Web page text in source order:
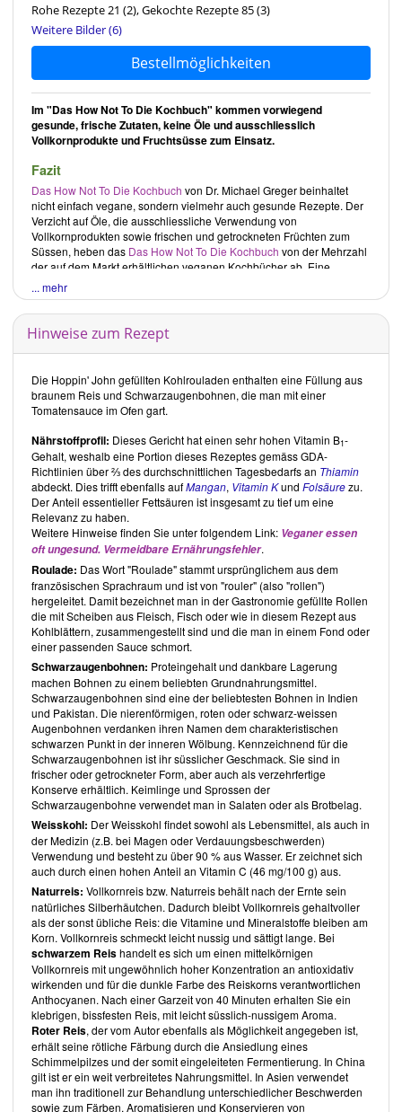
Rohe Rezepte 21 (2), Gekochte Rezepte 85(3)
Weitere Bilder (6)
Bestellmöglichkeiten
Im "Das How Not To Die Kochbuch" kommen vorwiegend
gesunde, frische Zutaten, keine Öle und ausschliesslich
Vollkornprodukte und Fruchtsüsse zum Einsatz.
Fazit
Das How Not To Die Kochbuch von Dr. Michael Gregerbeinhaltet
nicht einfach vegane, sondern vielmehr auch gesunde Rezepte. Der
Verzicht auf Öle, die ausschliessliche Verwendung von
Vollkornprodukten sowie frischen und getrockneten Früchten zum
Süssen, heben das Das How Not To Die Kochbuch von der Mehrzahl
der auf dem Markt erhältlichen veganen Kochbücher ab. Eine
konsequentere Verfolgung der Verwendung unverarbeiteterer
Produkte könnte dies zusätzlich unterstreichen.
Seit August 2018 sprechen wir die Verwendung von nicht
besonders gesunden Zutaten gezielter an.Betroffene Buchrezepte
Tochterrezepte.
Dr. Michael Greger verwendet ungerne den Begriff vegan
, der sich
durch das was wir nicht essen definiert. Vielmehr bevorzugt er der
Begriff vollwertige pflanzenbasierte Ernährung . Unter vollwertig
versteht er Lebensmittel, die nicht zu stark verarbeitet sind- denen
also weder Gutes entzogen, noch Schlechtes hinzugefügt wurde. Im
Kochbuch konzentriert sich
Dr. Michael Greger auf "das Tägliche
Dutzend" – auf die Lebensmittel, die man seinem Körper seiner
Meinung nach täglich in ausreichender Menge für einen gesunden
Lebensstil zuführen sollte. Er macht deutlich, dass es darauf
ankommt, was man alltäglich isst. Dagegen wirke sich weniger aus,
was man zu speziellen Anlässen, wie Geburtstagen und
Weihnachten ässe.
Das How Not To Die Kochbuch- über 100 Rezepte, die Krankheiten
vorbeugen und heilenvonDr. Michael Greger
Auswahl internationaler, kreativer Rezepte. Die Rezepte sind klar
strukturiert. So verfügt jedes Rezept über eine Portionsangabe und
den Schwierigkeitsgrad. Des Weiteren sind die im jeweiligen Rezept
verwendeten Lebensmittel aus dem Täglichen Dutzend angegeben.
Die anschaulichen Bilder zu jedem Rezept regen zum Nachbereiten
an. Eine zusätzliche Angabe einer Zubereitungszeit wäre eine
hilfreiche Ergänzung.
Nudeln, Reis und Getreide kommen ausschliesslich als Vollkorn vor.
Etwa ein Drittel der Rezepte enthalten Hülsenfrüchte, wobei es dem
Leser im Allgemeinen zur Auswahl steht, diese selbst zu kochen oder
auf Konserven zurückzugreifen. Praktisch ist, dass die in den
Grundrezepten aufgeführten Rezepte, wie Dattelsirup und
Gemüsebrühe, bei den Gerichten zum Einsatz kommen. An anderen
Stellen jedoch kommen leider Fertigprodukte, wie Tortillas, Brot und
Konserven, hauptsächlich stückige Tomaten, anstelle von
unverarbeiteten Produkten zum Einsatz. Zum Würzen greiftDr.
Michael Gregerbei der Hälfte der Rezepte auf Misopaste zurück.
Hefeflocken und Tahini sind ebenfalls oft Bestandteil der
Rezepte. Eine noch konsequentere Verfolgung, im Hinblick auf die
Verwendung unverarbeiteter Produkte, wäre wünschenswert.
Erfreulicherweise kommen alle Rezepte ohne Zusatz von
zugesetztem Öl aus. Auch Zucker kommt kein einziges Mal zum
Einsatz. Einziges verwendetes Süssungsmittel ist Fruchtsüsse in
Form von frischen, oder getrockneten Früchten und manchmal
Dattelzucker (bestehend aus geriebenen Datteln). Was die Nüsse
anbelangt, so kommen Cashewnüsse, welche ein schlechtes
Verhältnis von Omega-6 zu Omega-3-Fettsäuren aufweisen, selten
vor.
Dr. Michael Gregerist es gelungen, sich mit demDas How Not To Die
... mehr
Hinweise zum Rezept
Die Hoppin' John gefüllten Kohlrouladen enthalten eine Füllung aus
braunem Reis und Schwarzaugenbohnen, die man mit einer
Tomatensauce im Ofen gart.
Nährstoffprofil: Dieses Gericht hat einen sehr hohen Vitamin B1-
Gehalt, weshalb eine Portion dieses Rezeptes gemäss GDA-
Richtlinien über ⅔ des durchschnittlichen Tagesbedarfs an Thiamin
abdeckt. Dies trifft ebenfalls aufMangan, Vitamin Kund Folsäurezu.
Der Anteil essentieller Fettsäuren ist insgesamt zu tief um eine
Relevanz zu haben.
Weitere Hinweise finden Sie unter folgendem Link: Veganer essen
oft ungesund. Vermeidbare Ernährungsfehler.
Roulade: Das Wort "Roulade" stammt ursprünglichem aus dem
französischen Sprachraum und ist von "rouler" (also "rollen")
hergeleitet. Damit bezeichnet man in der Gastronomie gefüllte Rollen
die mit Scheiben aus Fleisch, Fisch oder wie in diesem Rezept aus
Kohlblättern, zusammengestellt sind und die man in einem Fond oder
einer passenden Sauce schmort.
Schwarzaugenbohnen: Proteingehalt und dankbare Lagerung
machen Bohnen zu einem beliebten Grundnahrungsmittel.
Schwarzaugenbohnen sind eine der beliebtesten Bohnen in Indien
und Pakistan. Die nierenförmigen, roten oder schwarz-weissen
Augenbohnen verdanken ihren Namen dem charakteristischen
schwarzen Punkt in der inneren Wölbung. Kennzeichnend für die
Schwarzaugenbohnen ist ihr süsslicher Geschmack. Sie sind in
frischer oder getrockneter Form, aber auch als verzehrfertige
Konserve erhältlich. Keimlinge und Sprossen der
Schwarzaugenbohne verwendet man in Salaten oder als Brotbelag.
Weisskohl: Der Weisskohl findet sowohl als Lebensmittel, als auch in
der Medizin (z.B. bei Magen oder Verdauungsbeschwerden)
Verwendung und besteht zu über 90 % aus Wasser. Er zeichnet sich
auch durch einen hohen Anteil an Vitamin C (46 mg/100 g) aus.
Naturreis: Vollkornreis bzw. Naturreis behält nach der Ernte sein
natürliches Silberhäutchen. Dadurch bleibt Vollkornreis gehaltvoller
als der sonst übliche Reis: die Vitamine und Mineralstoffe bleiben am
Korn. Vollkornreis schmeckt leicht nussig und sättigt lange. Bei
schwarzem Reishandelt es sich um einen mittelkörnigen
Vollkornreis mit ungewöhnlich hoher Konzentration an antioxidativ
wirkenden und für die dunkle Farbe des Reiskorns verantwortlichen
Anthocyanen. Nach einer Garzeit von 40 Minuten erhalten Sie ein
klebrigen, bissfesten Reis, mit leicht süsslich-nussigem Aroma.
Roter Reis, der vom Autor ebenfalls als Möglichkeit angegeben ist,
erhält seine rötliche Färbung durch die Ansiedlung eines
Schimmelpilzes und der somit eingeleiteten Fermentierung. In China
gilt ist er ein weit verbreitetes Nahrungsmittel. In Asien verwendet
man ihn traditionell zur Behandlung unterschiedlicher Beschwerden
sowie zum Färben, Aromatisieren und Konservieren von